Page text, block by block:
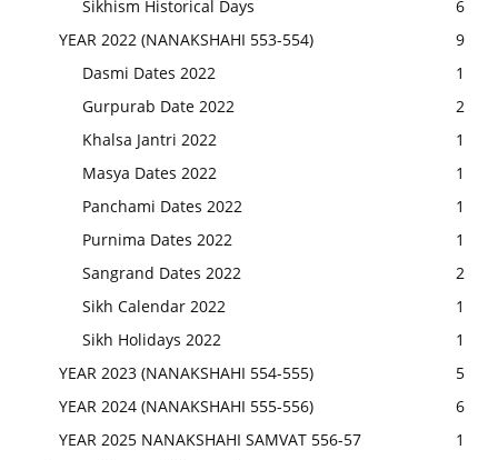
Sikhism Historical Days
6
YEAR 2022 (NANAKSHAHI 553-554)
9
Dasmi Dates 2022
1
Gurpurab Date 2022
2
Khalsa Jantri 2022
1
Masya Dates 2022
1
Panchami Dates 2022
1
Purnima Dates 2022
1
Sangrand Dates 2022
2
Sikh Calendar 2022
1
Sikh Holidays 2022
1
YEAR 2023 (NANAKSHAHI 554-555)
5
YEAR 2024 (NANAKSHAHI 555-556)
6
YEAR 2025 NANAKSHAHI SAMVAT 556-57
1